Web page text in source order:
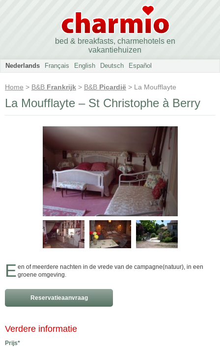
bed & breakfasts, charmehotels en
vakantiehuizen
Nederlands Français English Deutsch Español
Home > B&B Frankrijk > B&B Picardië > La Moufflayte
La Moufflayte – St Christophe à Berry
E en of meerdere nachten in de vrede van de campagne(natuur), in een
groene omgeving.
Reservatieaanvraag
Verdere informatie
Prijs*